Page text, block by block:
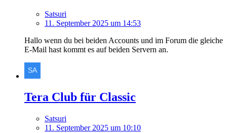
Satsuri
11. September 2025 um 14:53
Hallo wenn du bei beiden Accounts und im Forum die gleiche
E-Mail hast kommt es auf beiden Servern an.
Tera Club für Classic
Satsuri
11. September 2025 um 10:10